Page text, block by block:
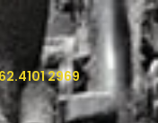
2969